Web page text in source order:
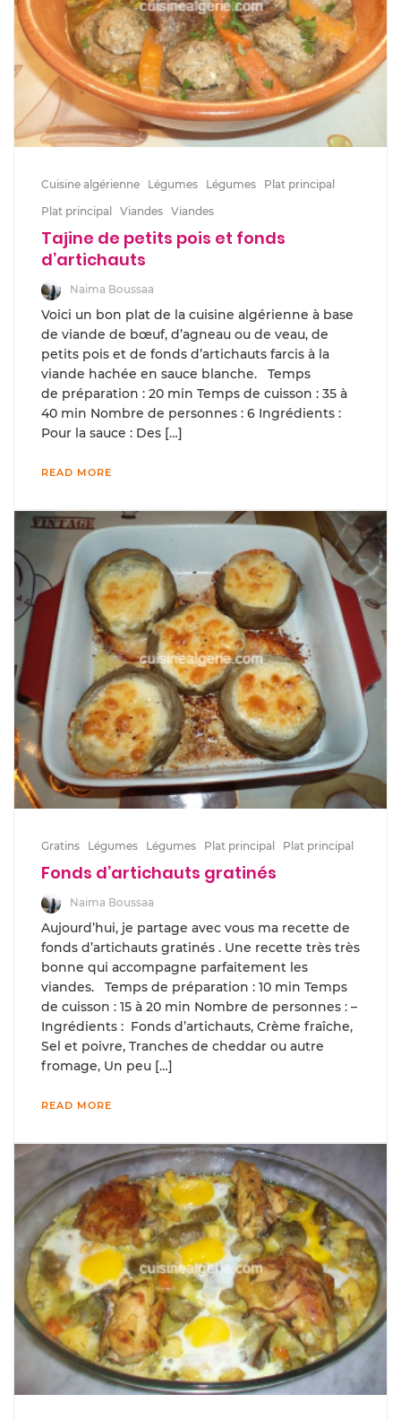
Cuisine algérienne Légumes Légumes
Plat principal
Plat principal
Viandes Viandes
Tajine de petits pois et fonds
d’artichauts
Naima Boussaa
Voici un bon plat de la cuisine algérienne à base
de viande de bœuf, d’agneau ou de veau, de
petits pois et de fonds d’artichauts farcis à la
viande hachée en sauce blanche. Temps
de préparation : 20 min Temps de cuisson : 35 à
40 min Nombre de personnes : 6 Ingrédients :
Pour la sauce : Des […]
READ MORE
Gratins Légumes Légumes Plat principal Plat principal
Fonds d’artichauts gratinés
Naima Boussaa
Aujourd’hui, je partage avec vous ma recette de
fonds d’artichauts gratinés . Une recette très très
bonne qui accompagne parfaitement les
viandes. Temps de préparation : 10 min Temps
de cuisson : 15 à 20 min Nombre de personnes : –
Ingrédients : Fonds d’artichauts, Crème fraîche,
Sel et poivre, Tranches de cheddar ou autre
fromage, Un peu […]
READ MORE